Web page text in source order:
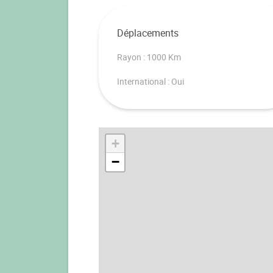
Déplacements
Rayon : 1000 Km
International : Oui
+
−